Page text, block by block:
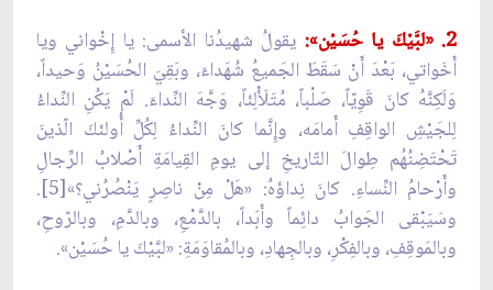
2. «لبَّيْكَ يا حُسَيْن»:
يقولُ شهيدُنا الأسمى: يا إِخْواني ويا
أَخَواتي، بَعْدَ أَنْ سَقَطَ الجَميعُ شُهَداءَ، وبَقِيَ الحُسَيْنُ وَحيداً،
وَلَكِنَّهُ كانَ قَوِيّاً، صَلْباً، مُتَلَأْلِئاً، وَجَّهَ النِّداءَ. لَمْ يَكُنِ النِّداءُ
لِلجَيْشِ الواقِفِ أَمامَه، وإِنَّما كانَ النِّداءُ لِكُلِّ أُولئكَ الّذينَ
تَحْتَضِنُهُم طِوالَ التّاريخِ إلى يومِ القِيامَةِ أَصْلابُ الرِّجالِ
وأَرْحامُ النِّساءِ. كانَ نِداؤهُ: «هَلْ مِنْ ناصِرٍ يَنْصُرُني؟»[5].
وسَيَبْقى الجَوابُ دائِماً وأَبَداً، بالدَّمْعِ، وبالدَّمِ، وبالرّوحِ،
وبالمَوقِفِ، وبالفِكْرِ، وبالجِهادِ، وبالمُقاوَمَةِ: «لبَّيْكَ يا حُسَيْن».